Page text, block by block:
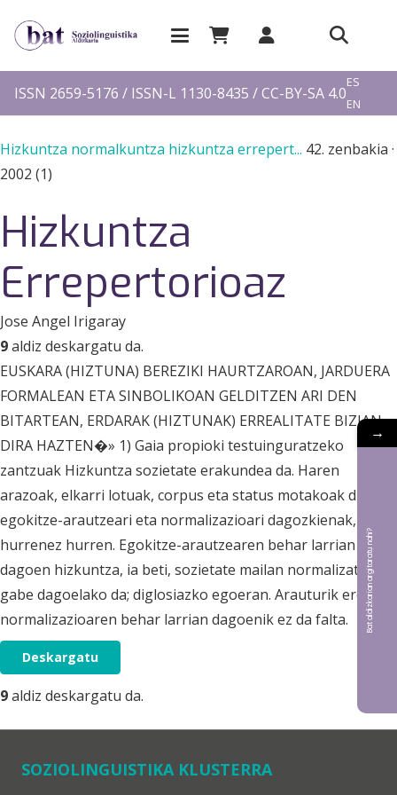
ISSN 2659-5176 / ISSN-L 1130-8435 / CC-BY-SA 4.0
ES
EN
Hizkuntza normalkuntza hizkuntza errepert... 42. zenbakia ·
2002 (1)
Hizkuntza
Errepertorioaz
Jose Angel Irigaray
9aldiz deskargatu da.
EUSKARA (HIZTUNA) BEREZIKI HAURTZAROAN, JARDUERA
FORMALEAN ETA SINBOLIKOAN GELDITZEN ARI DEN
BITARTEAN, ERDARAK (HIZTUNAK) ERREALITATE BIZIAN
DIRA HAZTEN�» 1) Gaia propioki testuinguratzeko
zantzuak Hizkuntza sozietate erakundea da. Haren
arazoak, elkarri lotuak, corpus eta status motakoak dira;
egokitze-arautzeari eta normalizazioari dagozkienak,
hurrenez hurren. Egokitze-arautzearen behar larrian
dagoen hizkuntza, ia beti, sozietate mailan normalizatu
gabe dagoelako da; diglosiazko egoeran. Arauturik ere,
normalizazioaren behar larrian dagoenik ez da falta.
Deskargatu
9aldiz deskargatu da.
SOZIOLINGUISTIKA KLUSTERRA
→
Bat aldizkarian argitaratu nahi?